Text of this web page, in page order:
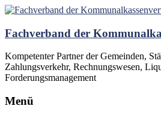
Fachverband der
Kompetenter Partner der Gemeinden,
Zahlungsverkehr, Rechnungswesen,
Forderungsmanagement
Menü